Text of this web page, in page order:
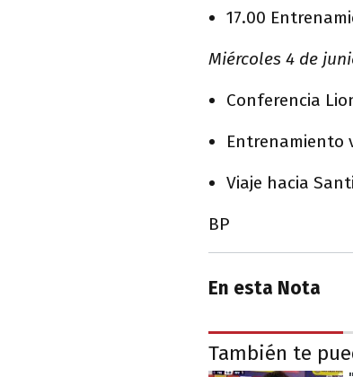
17.00
Miércoles 4 de
Conferencia
Entrenamiento
Viaje hacia
BP
En esta Nota
También te